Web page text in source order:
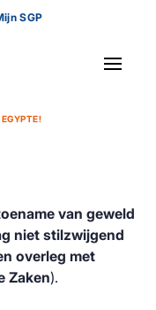
SGP
van geweld
niet stilzwijgend
overleg met
Zaken).